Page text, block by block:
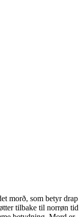
morð, som betyr drap
tilbake til norrøn tid